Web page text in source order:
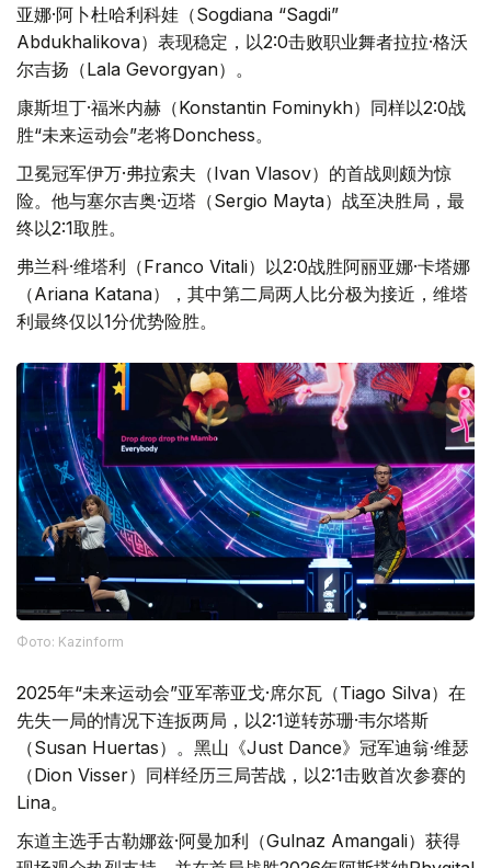
亚娜·阿卜杜哈利科娃（Sogdiana “Sagdi”
Abdukhalikova）表现稳定，以2:0击败职业舞者拉拉·格沃
尔吉扬（Lala Gevorgyan）。
康斯坦丁·福米内赫（Konstantin Fominykh）同样以2:0战
胜“未来运动会”老将Donchess。
卫冕冠军伊万·弗拉索夫（Ivan Vlasov）的首战则颇为惊
险。他与塞尔吉奥·迈塔（Sergio Mayta）战至决胜局，最
终以2:1取胜。
弗兰科·维塔利（Franco Vitali）以2:0战胜阿丽亚娜·卡塔娜
（Ariana Katana），其中第二局两人比分极为接近，维塔
利最终仅以1分优势险胜。
Фото: Kazinform
2025年“未来运动会”亚军蒂亚戈·席尔瓦（Tiago Silva）在
先失一局的情况下连扳两局，以2:1逆转苏珊·韦尔塔斯
（Susan Huertas）。黑山《Just Dance》冠军迪翁·维瑟
（Dion Visser）同样经历三局苦战，以2:1击败首次参赛的
Lina。
东道主选手古勒娜兹·阿曼加利（Gulnaz Amangali）获得